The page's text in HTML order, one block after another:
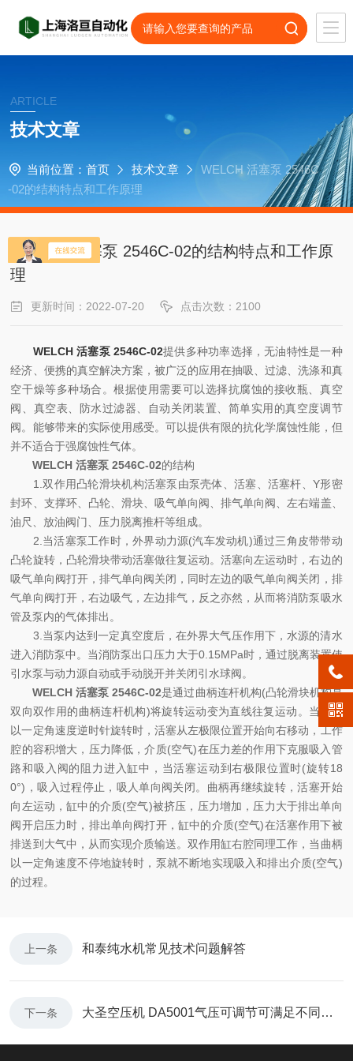
ARTICLE
技术文章
当前位置： 首页 技术文章
WELCH 活塞泵 2546C
-02的结构特点和工作原理
WELCH 活塞泵 2546C-02的结构特点和工作原
理
更新时间：2022-07-20 点击次数：2100
WELCH 活塞泵 2546C-02提供多种功率选择，无油特性是一种
经济、便携的真空解决方案，被广泛的应用在抽吸、过滤、洗涤和真
空干燥等多种场合。根据使用需要可以选择抗腐蚀的接收瓶、真空
阀、真空表、防水过滤器、自动关闭装置、简单实用的真空度调节
阀。能够带来的实际使用感受。可以提供有限的抗化学腐蚀性能，但
并不适合于强腐蚀性气体。
WELCH 活塞泵 2546C-02的结构
1.双作用凸轮滑块机构活塞泵由泵壳体、活塞、活塞杆、Y形密
封环、支撑环、凸轮、滑块、吸气单向阀、排气单向阀、左右端盖、
油尺、放油阀门、压力脱离推杆等组成。
2.当活塞泵工作时，外界动力源(汽车发动机)通过三角皮带带动
凸轮旋转，凸轮滑块带动活塞做往复运动。活塞向左运动时，右边的
吸气单向阀打开，排气单向阀关闭，同时左边的吸气单向阀关闭，排
气单向阀打开，右边吸气，左边排气，反之亦然，从而将消防泵吸水
管及泵内的气体排出。
3.当泵内达到一定真空度后，在外界大气压作用下，水源的清水
进入消防泵中。当消防泵出口压力大于0.15MPa时，通过脱离装置使
引水泵与动力源自动或手动脱开并关闭引水球阀。
WELCH 活塞泵 2546C-02是通过曲柄连杆机构(凸轮滑块机构是
双向双作用的曲柄连杆机构)将旋转运动变为直线往复运动。当曲柄
以一定角速度逆时针旋转时，活塞从左极限位置开始向右移动，工作
腔的容积增大，压力降低，介质(空气)在压力差的作用下克服吸入管
路和吸入阀的阻力进入缸中，当活塞运动到右极限位置时(旋转18
0°)，吸入过程停止，吸人单向阀关闭。曲柄再继续旋转，活塞开始
向左运动，缸中的介质(空气)被挤压，压力增加，压力大于排出单向
阀开启压力时，排出单向阀打开，缸中的介质(空气)在活塞作用下被
排送到大气中，从而实现介质输送。双作用缸右腔同理工作，当曲柄
以一定角速度不停地旋转时，泵就不断地实现吸入和排出介质(空气)
的过程。
上一条 和泰纯水机常见技术问题解答
下一条 大圣空压机 DA5001气压可调节可满足不同的设备需要